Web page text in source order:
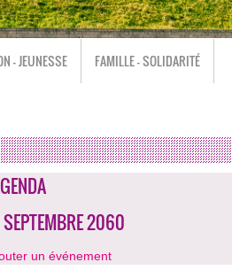
- JEUNESSE FAMILLE - SOLIDARITÉ
2060
un événement